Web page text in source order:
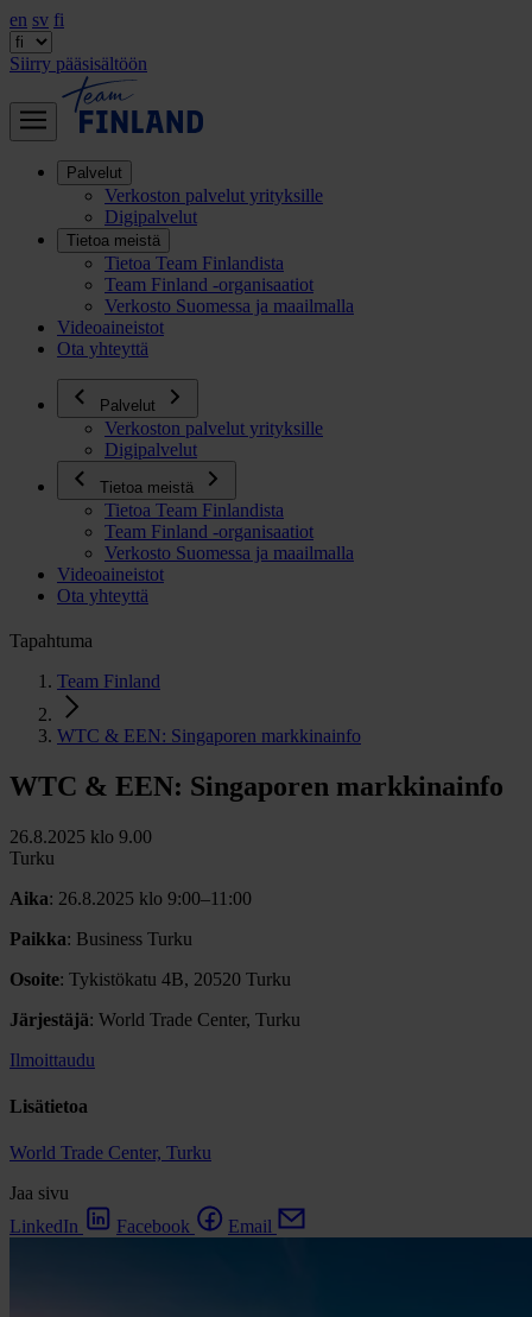
en sv fi
Siirry pääsisältöön
Palvelut
Verkoston palvelut yrityksille
Digipalvelut
Tietoa meistä
Tietoa Team Finlandista
Team Finland -organisaatiot
Verkosto Suomessa ja maailmalla
Videoaineistot
Ota yhteyttä
Palvelut
Verkoston palvelut yrityksille
Digipalvelut
Tietoa meistä
Tietoa Team Finlandista
Team Finland -organisaatiot
Verkosto Suomessa ja maailmalla
Videoaineistot
Ota yhteyttä
Tapahtuma
Team Finland
WTC & EEN: Singaporen markkinainfo
WTC & EEN: Singaporen markkinainfo
26.8.2025 klo 9.00
Turku
Aika: 26.8.2025 klo 9:00–11:00
Paikka: Business Turku
Osoite: Tykistökatu 4B, 20520 Turku
Järjestäjä: World Trade Center, Turku
Ilmoittaudu
Lisätietoa
World Trade Center, Turku
Jaa sivu
LinkedIn
Facebook Email